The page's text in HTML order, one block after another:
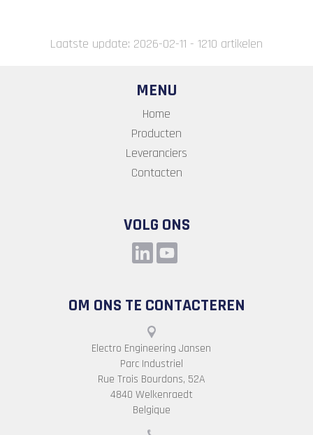
Laatste update: 2026-02-11 - 1210 artikelen
MENU
Home
Producten
Leveranciers
Contacten
VOLG ONS
OM ONS TE CONTACTEREN
Electro Engineering Jansen
Parc Industriel
Rue Trois Bourdons, 52A
4840 Welkenraedt
Belgique